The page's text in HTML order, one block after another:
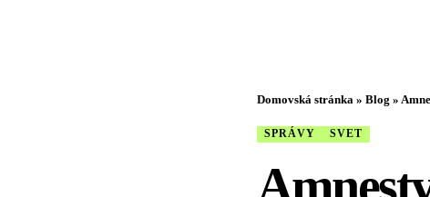
Domovská stránka » Blog »
SPRÁVY SVET